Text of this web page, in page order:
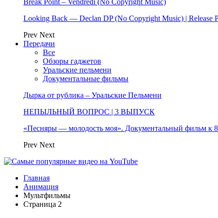
Break Point – Vendredi (No Copyright Music)
Looking Back — Declan DP (No Copyright Music) | Release
Prev Next
Передачи
Все
Обзоры гаджетов
Уральские пельмени
Документальные фильмы
Дырка от рублика – Уральские Пельмени
НЕПЫЛЬНЫЙ ВОПРОС | 3 ВЫПУСК
«Песняры — молодость моя». Документальный фильм к
Prev Next
Главная
Анимация
Мультфильмы
Страница 2